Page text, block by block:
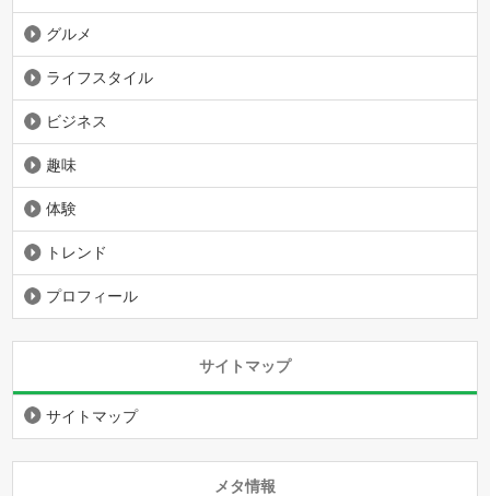
グルメ
ライフスタイル
ビジネス
趣味
体験
トレンド
プロフィール
サイトマップ
サイトマップ
メタ情報